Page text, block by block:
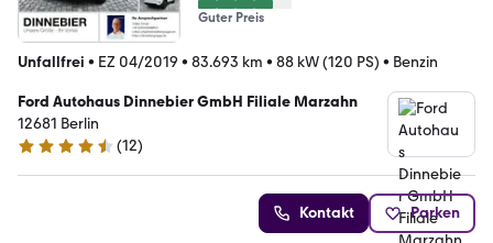
Guter Preis
Unfallfrei • EZ 04/2019 • 83.693 km • 88 kW (120 PS) • Benzin
Ford Autohaus Dinnebier GmbH Filiale Marzahn
12681 Berlin
4.7 Sterne
(12)
Kontakt Parken